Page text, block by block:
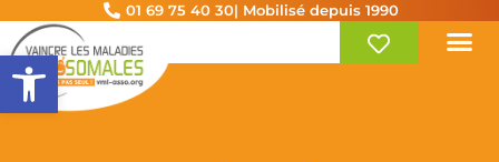
Ouvrir la barre d’outils
01 69 75 40 30| Mobilisé depuis 1990